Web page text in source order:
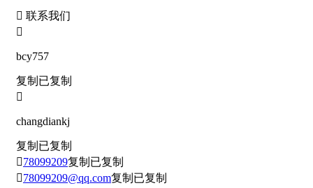
 联系我们

bcy757
复制 已复制

changdiankj
复制 已复制
78099209复制 已复制
78099209@qq.com复制 已复制